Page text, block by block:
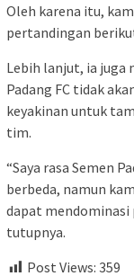
Oleh karena itu,
pertandingan
Lebih lanjut, ia juga
Padang FC tidak
keyakinan untuk
tim.
“Saya rasa Semen
berbeda, namun
dapat mendominasi
tutupnya.
Post Views: 359